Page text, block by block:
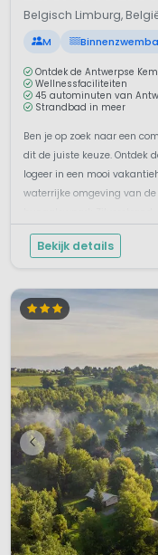
Belgisch Limburg,
M
Ontdek de Antwerpse
Wellnessfaciliteiten
45 autominuten van
Strandbad in meer
Ben je op zoek naar een
dit de juiste keuze. Ontdek
logeer in een mooi
waterrijke omgeving van
Bekijk details